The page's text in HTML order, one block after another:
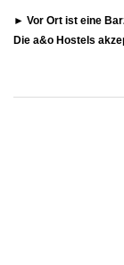
► Vor Ort ist eine
Die a&o Hostels